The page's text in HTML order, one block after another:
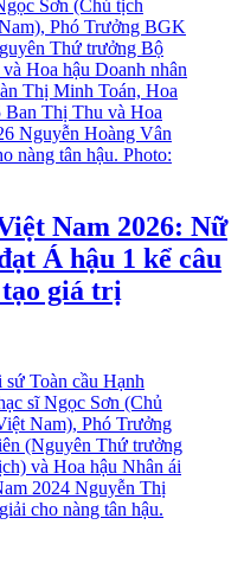
Nam 2026: Nữ
Á hậu 1 kể câu
giá trị